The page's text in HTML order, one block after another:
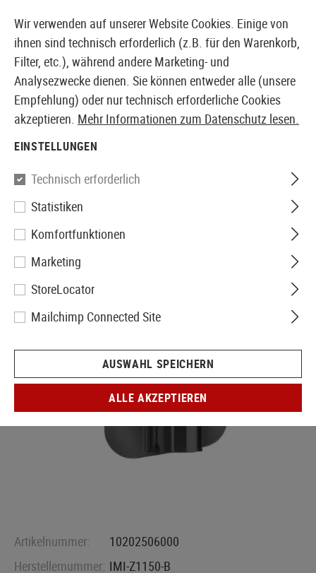
EUROPÄISCHER AIRSOFT SHOP & GROßHÄNDLER
IMI Defense
Roto Paddle Holster für HK
USP Compact
Artikelnummer:
10202506000
Herstellernummer: IMI-Z1150-B
Wir verwenden auf unserer Website Cookies. Einige von
ihnen sind technisch erforderlich (z.B. für den Warenkorb,
Filter, etc.), während andere Marketing- und
Analysezwecke dienen. Sie können entweder alle (unsere
Empfehlung) oder nur technisch erforderliche Cookies
akzeptieren. Mehr Informationen zum Datenschutz lesen.
EINSTELLUNGEN
Technisch erforderlich
Statistiken
Komfortfunktionen
Marketing
StoreLocator
Mailchimp Connected Site
AUSWAHL SPEICHERN
ALLE AKZEPTIEREN